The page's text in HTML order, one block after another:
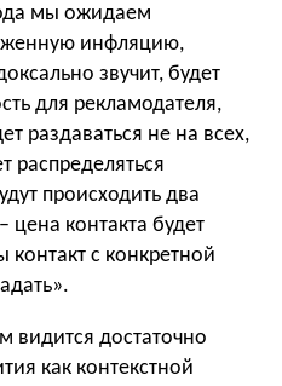
мы ожидаем
инфляцию,
звучит, будет
для рекламодателя,
раздаваться не на всех,
распределяться
происходить два
цена контакта будет
контакт с конкретной
видится достаточно
как контекстной